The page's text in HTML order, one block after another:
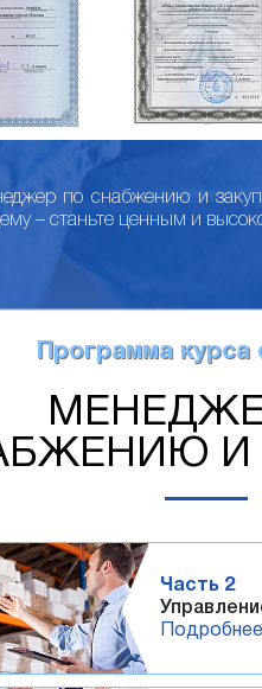
по снабжению и
– станьте ценным и
Программа курса
И
Часть 2
Подробнее